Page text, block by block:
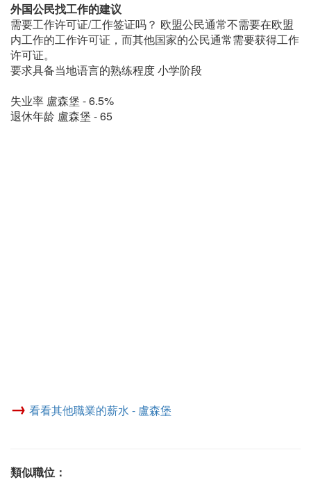
外国公民找工作的建议
需要工作许可证/工作签证吗？ 欧盟公民通常不需要在欧盟
内工作的工作许可证，而其他国家的公民通常需要获得工作
许可证。
要求具备当地语言的熟练程度 小学阶段
失业率 盧森堡 - 6.5%
退休年龄 盧森堡 - 65
→ 看看其他職業的薪水 - 盧森堡
類似職位：